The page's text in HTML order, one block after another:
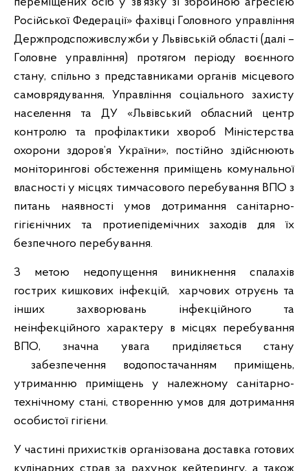
Російської Федерації» фахівці Головного управління
Держпродспоживслужби у Львівській області (далі –
Головне управління) протягом періоду воєнного
стану, спільно з представниками органів місцевого
самоврядування, Управління соціального захисту
населення та ДУ «Львівський обласний центр
контролю та профілактики хвороб Міністерства
охорони здоров’я України», постійно здійснюють
моніторингові обстеження приміщень комунальної
власності у місцях тимчасового перебування ВПО з
питань наявності умов дотримання санітарно-
гігієнічних та протиепідемічних заходів для їх
безпечного перебування.
З метою недопущення виникнення спалахів
гострих кишкових інфекцій, харчових отруєнь та
інших захворювань інфекційного та
неінфекційного характеру в місцях перебування
ВПО, значна увага приділяється стану
забезпечення водопостачанням приміщень,
утриманню приміщень у належному санітарно-
технічному стані, створенню умов для дотримання
особистої гігієни.
У частині прихистків організована доставка готових